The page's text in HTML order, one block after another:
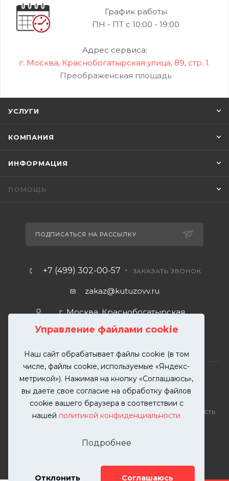
Управление файлами cookie
Наш сайт обрабатывает файлы cookie (в том
числе, файлы cookie, используемые «Яндекс-
метрикой»). Нажимая на кнопку «Соглашаюсь»,
вы даете свое согласие на обработку файлов
cookie вашего браузера в соответствии с
нашей политикой конфиденциальности
Подробнее
Отклонить Соглашаюсь
График работы
ПН - ПТ с 10:00 - 19:00
Адрес сервиса:
г. Москва, Краснобогатырская улица, 89, стр. 1.
Преображенская площадь
УСЛУГИ
КОМПАНИЯ
ИНФОРМАЦИЯ
ПОМОЩЬ
ПОДПИСАТЬСЯ НА РАССЫЛКУ
+7 (499) 302-00-57 ЗАКАЗАТЬ ЗВОНОК
zakaz@kutuzovv.ru
г. Москва, Краснобогатырская
2026 © KUTUZOVV | Кузовной ремонт и покраска
автомобилей. Вся информация на сайте – собственность
разрешения запрещена. Все права защищены.
Телефон: 8(499)-302-00-57